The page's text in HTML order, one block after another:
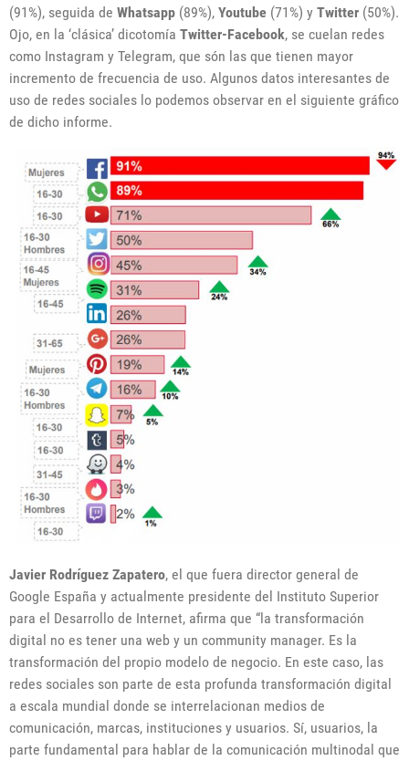
(91%), seguida de Whatsapp (89%), Youtube (71%) y Twitter (50%).
Ojo, en la ‘clásica’ dicotomía Twitter-Facebook, se cuelan redes
como Instagram y Telegram, que són las que tienen mayor
incremento de frecuencia de uso. Algunos datos interesantes de
uso de redes sociales lo podemos observar en el siguiente gráfico
de dicho informe.
Javier Rodríguez Zapatero, el que fuera director general de
Google España y actualmente presidente del Instituto Superior
para el Desarrollo de Internet, afirma que “la transformación
digital no es tener una web y un community manager. Es la
transformación del propio modelo de negocio. En este caso, las
redes sociales son parte de esta profunda transformación digital
a escala mundial donde se interrelacionan medios de
comunicación, marcas, instituciones y usuarios. Sí, usuarios, la
parte fundamental para hablar de la comunicación multinodal que